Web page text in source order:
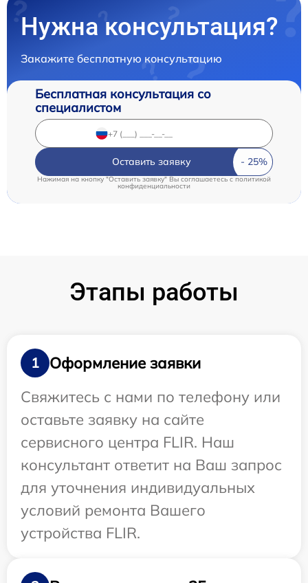
Нужна консультация?
Закажите бесплатную консультацию
Бесплатная консультация со
специалистом
Оставить заявку
Нажимая на кнопку "Оставить заявку" Вы соглашаетесь c политикой
конфиденциальности
Этапы работы
1
Оформление заявки
Свяжитесь с нами по телефону или
оставьте заявку на сайте
сервисного центра FLIR. Наш
консультант ответит на Ваш запрос
для уточнения индивидуальных
условий ремонта Вашего
устройства FLIR.